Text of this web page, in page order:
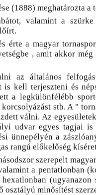
(1888) meghatározta a
valamint a
érte a magyar
, amit akkor
az általános
is kell terjeszteni és
a legkülönfélébb
stb. A "
válni. Az
udvar egyes tagjai
ünnepélyén a
rangú előkelőség
szerepelt
a pentatlonban
(ugyanazon
osztályú minősítést